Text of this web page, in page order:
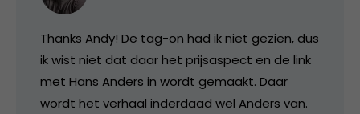
Thanks Andy! De tag-on had ik niet gezien, dus
ik wist niet dat daar het prijsaspect en de link
met Hans Anders in wordt gemaakt. Daar
wordt het verhaal inderdaad wel Anders van.